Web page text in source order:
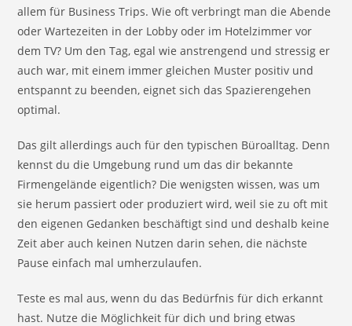
allem für Business Trips. Wie oft verbringt man die Abende
oder Wartezeiten in der Lobby oder im Hotelzimmer vor
dem TV? Um den Tag, egal wie anstrengend und stressig er
auch war, mit einem immer gleichen Muster positiv und
entspannt zu beenden, eignet sich das Spazierengehen
optimal.
Das gilt allerdings auch für den typischen Büroalltag. Denn
kennst du die Umgebung rund um das dir bekannte
Firmengelände eigentlich? Die wenigsten wissen, was um
sie herum passiert oder produziert wird, weil sie zu oft mit
den eigenen Gedanken beschäftigt sind und deshalb keine
Zeit aber auch keinen Nutzen darin sehen, die nächste
Pause einfach mal umherzulaufen.
Teste es mal aus, wenn du das Bedürfnis für dich erkannt
hast. Nutze die Möglichkeit für dich und bring etwas